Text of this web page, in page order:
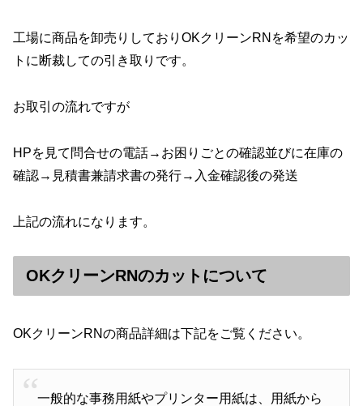
工場に商品を卸売りしておりOKクリーンRNを希望のカッ
トに断裁しての引き取りです。
お取引の流れですが
HPを見て問合せの電話→お困りごとの確認並びに在庫の
確認→見積書兼請求書の発行→入金確認後の発送
上記の流れになります。
OKクリーンRNのカットについて
OKクリーンRNの商品詳細は下記をご覧ください。
一般的な事務用紙やプリンター用紙は、用紙から